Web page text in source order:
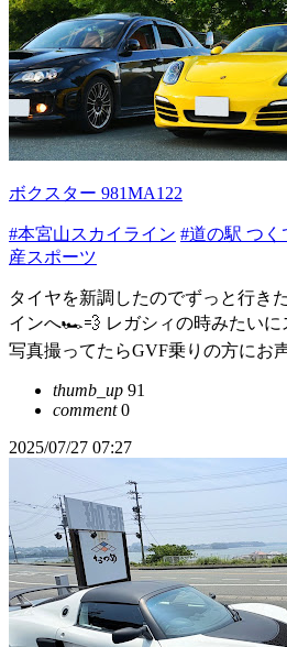
ボクスター 981MA122
#本宮山スカイライン #道の駅 つ
産スポーツ
タイヤを新調したのでずっと行き
インへ🏎️💨 レガシィの時みたいに
写真撮ってたらGVF乗りの方にお
thumb_up 91
comment0
2025/07/27 07:27